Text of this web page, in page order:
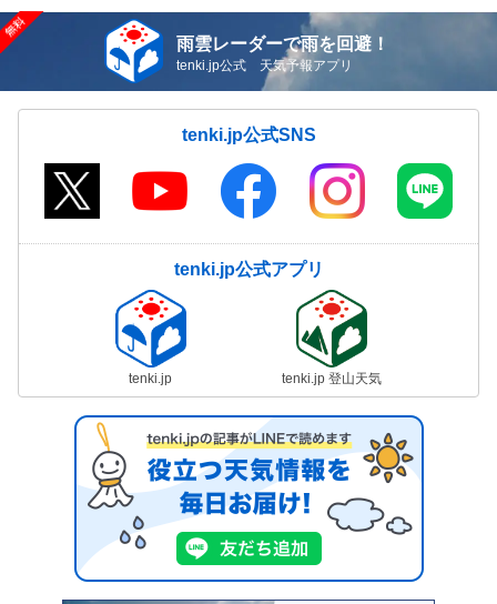
雨雲レーダーで雨を回避！
tenki.jp公式 天気予報アプリ
tenki.jp公式SNS
tenki.jp公式アプリ
tenki.jp tenki.jp 登山天気